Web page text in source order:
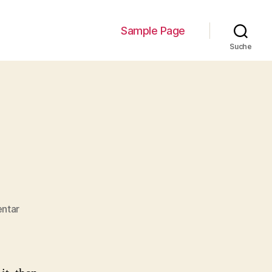
Sample Page
Suche
zu